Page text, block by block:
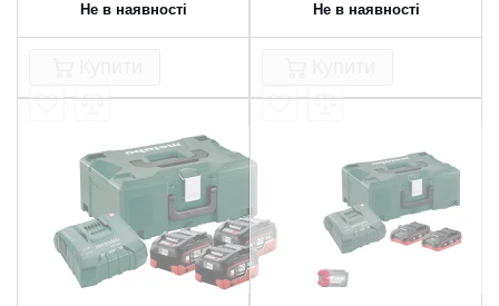
Не в наявності Не в наявності